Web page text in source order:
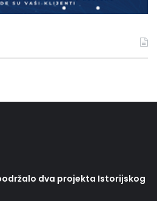
dva projekta Istorijskog